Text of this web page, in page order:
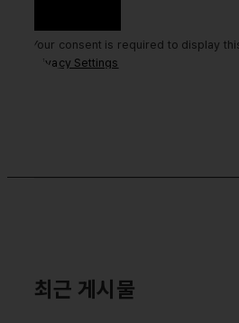
Your consent is required to display
Privacy Settings
최근 게시물